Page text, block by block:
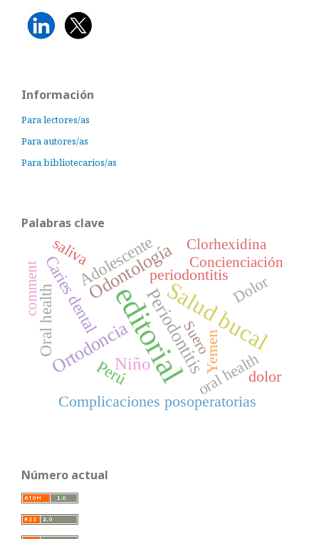
Información
Para lectores/as
Para autores/as
Para bibliotecarios/as
Palabras clave
editorialSalud bucal
OrtodonciaPeriodontitis
Odontología
Niño
Caries dental
Perú
Oral health
Adolescenteperiodontitis
saliva
Yemen
oral health
Complicaciones posoperatorias
Dolor
dolor
Concienciación
comment
Clorhexidina
Suero
Número actual